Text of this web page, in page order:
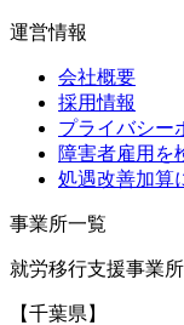
運営情報
会社概要
採用情報
プライバシー
障害者雇用を
処遇改善加算
事業所一覧
就労移行支援事業所
【千葉県】